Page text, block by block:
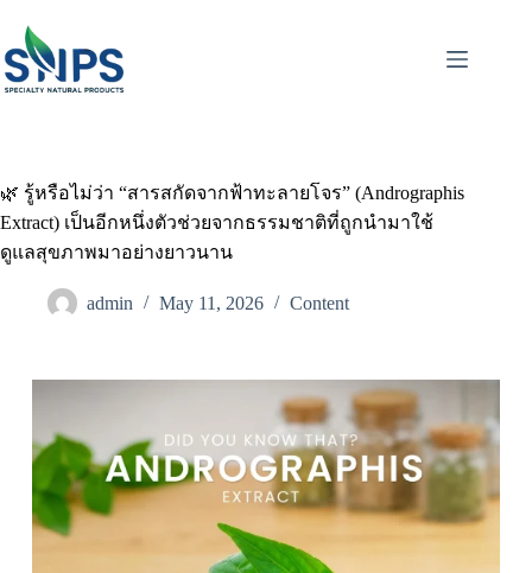
🌿 รู้หรือไม่ว่า “สารสกัดจากฟ้าทะลายโจร” (Andrographis
Extract) เป็นอีกหนึ่งตัวช่วยจากธรรมชาติที่ถูกนำมาใช้
ดูแลสุขภาพมาอย่างยาวนาน
admin May 11, 2026 Content